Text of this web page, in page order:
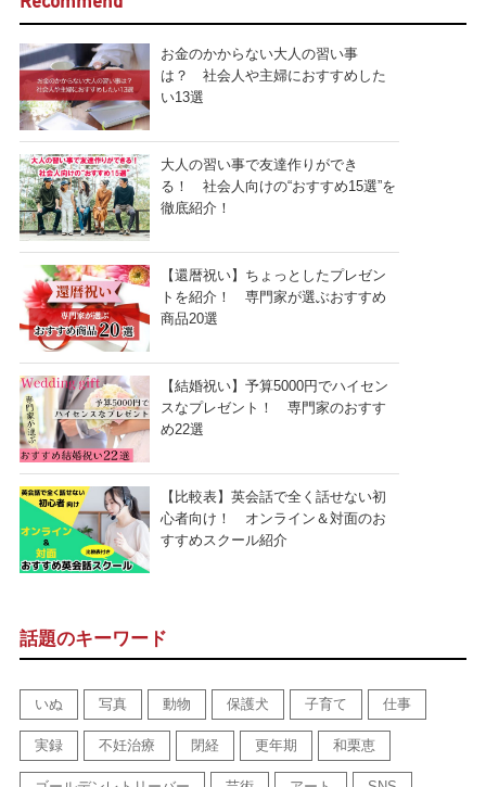
お金のかからない大人の習い事
は？ 社会人や主婦におすすめした
い13選
大人の習い事で友達作りができ
る！ 社会人向けの“おすすめ15選”を
徹底紹介！
【還暦祝い】ちょっとしたプレゼン
トを紹介！ 専門家が選ぶおすすめ
商品20選
【結婚祝い】予算5000円でハイセン
スなプレゼント！ 専門家のおすす
め22選
【比較表】英会話で全く話せない初
心者向け！ オンライン＆対面のお
すすめスクール紹介
話題のキーワード
いぬ 写真 動物 保護犬 子育て 仕事
実録 不妊治療 閉経 更年期 和栗恵